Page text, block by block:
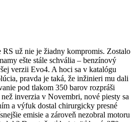
už nie je žiadny kompromis. Zostalo
ešte stále schvália – benzínový
verzii Evo4. A hoci sa v katalógu
pravda je taká, že inžinieri mu dali
pod tlakom 350 barov rozpráši
inverzia v Novembri, nové piesty sa
a výfuk dostal chirurgicky presné
emisie a zároveň nezobral motoru